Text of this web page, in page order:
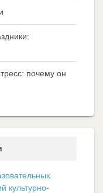
почему он
культурно-